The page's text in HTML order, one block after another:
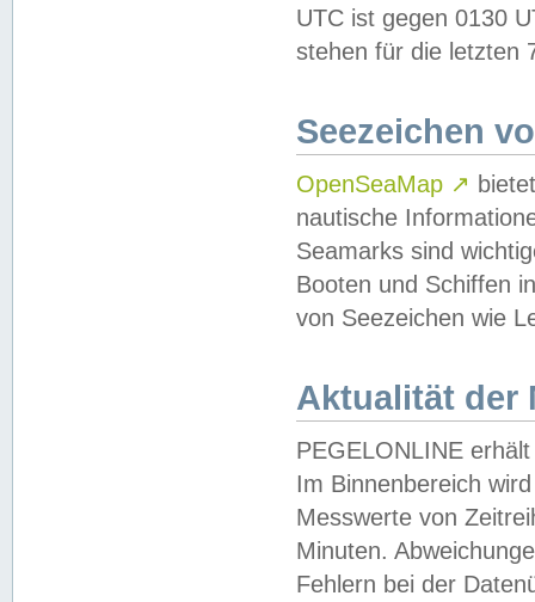
UTC ist gegen 0130
stehen für die letzten
Seezeichen
OpenSeaMap ↗
nautische
Seamarks sind
Booten und Schiffen
von Seezeichen wie
Aktualität der
PEGELONLINE
Im Binnenbereich
Messwerte von
Minuten.
Fehlern bei der